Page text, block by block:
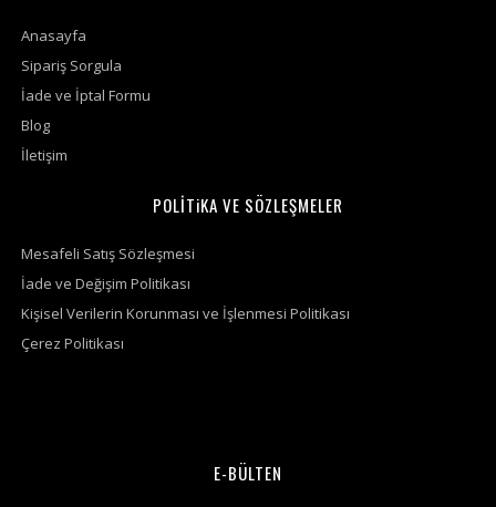
Anasayfa
Sipariş Sorgula
İade ve İptal Formu
Blog
İletişim
POLİTiKA VE SÖZLEŞMELER
Mesafeli Satış Sözleşmesi
İade ve Değişim Politikası
Kişisel Verilerin Korunması ve İşlenmesi Politikası
Çerez Politikası
E-BÜLTEN